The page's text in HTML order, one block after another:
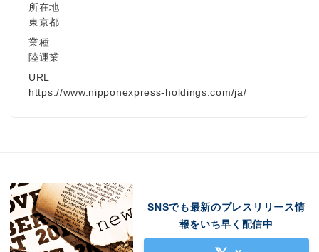
所在地
東京都
業種
陸運業
URL
https://www.nipponexpress-holdings.com/ja/
SNSでも最新のプレスリリース情
報をいち早く配信中